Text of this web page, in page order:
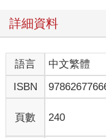
感」。一種認為自己原
覺。一個人只要找到這
也不會害怕。他們的內
擠我」的豁達。當心的
底不同。
一個人把「別人的眼光
把「自己的心」當作內
「社會的認同是不可或
詳細資料
語言 中文繁體
ISBN
頁數 240